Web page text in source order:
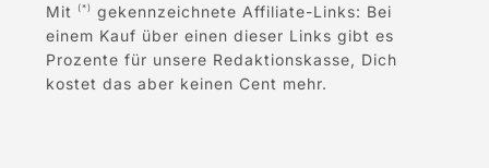
Mit (*)
gekennzeichnete Affiliate-Links: Bei
einem Kauf über einen dieser Links gibt es
Prozente für unsere Redaktionskasse, Dich
kostet das aber keinen Cent mehr.